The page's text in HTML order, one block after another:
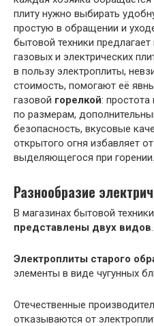
плиту нужно выбирать
простую в обращении и
бытовой техники
газовых и электрических
в пользу электроплиты,
стоимость, помогают её
газовой горелкой: простота
по размерам,
безопасность, вкусовые
открытого огня избавляет
выделяющегося при горении.
Разнообразие
В магазинах бытовой техники
представлены двух видов.
Электроплиты старого
элементы в виде чугунных
Отечественные
отказываются от